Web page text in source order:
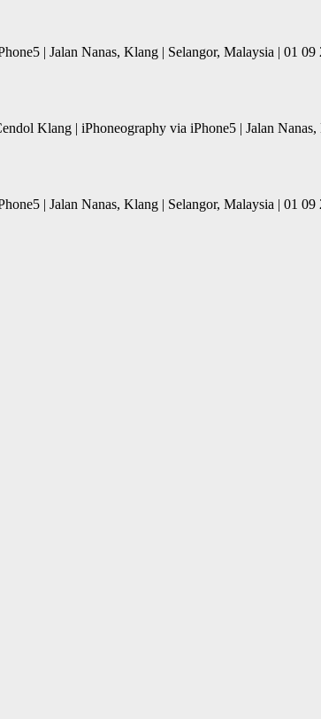
| Jalan Nanas, Klang | Selangor, Malaysia | 01
Klang | iPhoneography via iPhone5 | Jalan Nanas,
| Jalan Nanas, Klang | Selangor, Malaysia | 01